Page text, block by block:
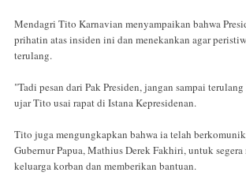
Mendagri Tito Karnavian menyampaikan bahwa
prihatin atas insiden ini dan menekankan agar
terulang.
"Tadi pesan dari Pak Presiden, jangan sampai
ujar Tito usai rapat di Istana Kepresidenan.
Tito juga mengungkapkan bahwa ia telah
Gubernur Papua, Mathius Derek Fakhiri, untuk
keluarga korban dan memberikan bantuan.